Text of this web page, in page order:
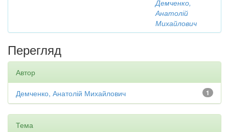
Демченко,
Анатолій
Михайлович
Перегляд
Автор
1
Демченко, Анатолій Михайлович
Тема